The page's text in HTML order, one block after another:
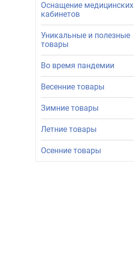
Оснащение медицинских
кабинетов
Уникальные и полезные
товары
Во время пандемии
Весенние товары
Зимние товары
Летние товары
Осенние товары